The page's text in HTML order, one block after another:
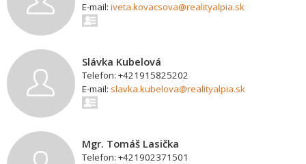
E-mail: iveta.kovacsova@realityalpia.sk
Slávka Kubelová
Telefon: +421915825202
E-mail: slavka.kubelova@realityalpia.sk
Mgr. Tomáš Lasička
Telefon: +421902371501